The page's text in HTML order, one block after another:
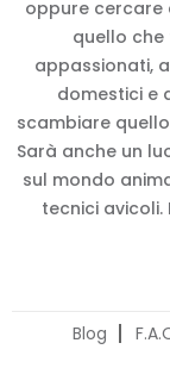
oppure cercare
quello che
appassionati,
domestici e
scambiare
Sarà anche un
sul mondo
tecnici
Blog